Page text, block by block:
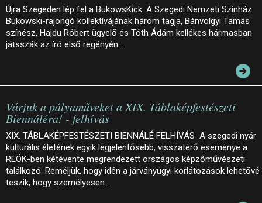
Újra Szegeden lép fel a BukowsKick. A Szegedi Nemzeti Színház
Bukowski-rajongó kollektívájának három tagja, Bánvölgyi Tamás
színész, Hajdu Róbert ügyelő és Tóth Ádám kellékes hármasban
játsszák az író első regényén…
Várjuk a pályaműveket a XIX. Táblaképfestészeti
Biennáléra! - felhívás
XIX. TÁBLAKÉPFESTÉSZETI BIENNÁLÉ FELHÍVÁS A szegedi nyár
kulturális életének egyik legjelentősebb, visszatérő eseménye a
REÖK-ben kétévente megrendezett országos képzőművészeti
találkozó. Reméljük, hogy idén a járványügyi korlátozások lehetővé
teszik, hogy személyesen…